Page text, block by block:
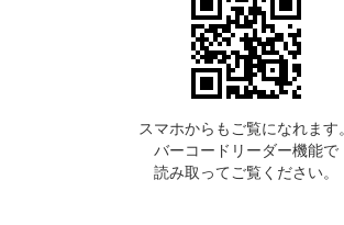
スマホからもご覧になれます。
バーコードリーダー機能で
読み取ってご覧ください。